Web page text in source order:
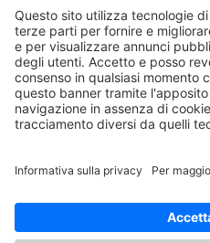
Sede operativa: V.le E.
E-mail:
Sede legale: V.le E.
ORARI
Venerdì: